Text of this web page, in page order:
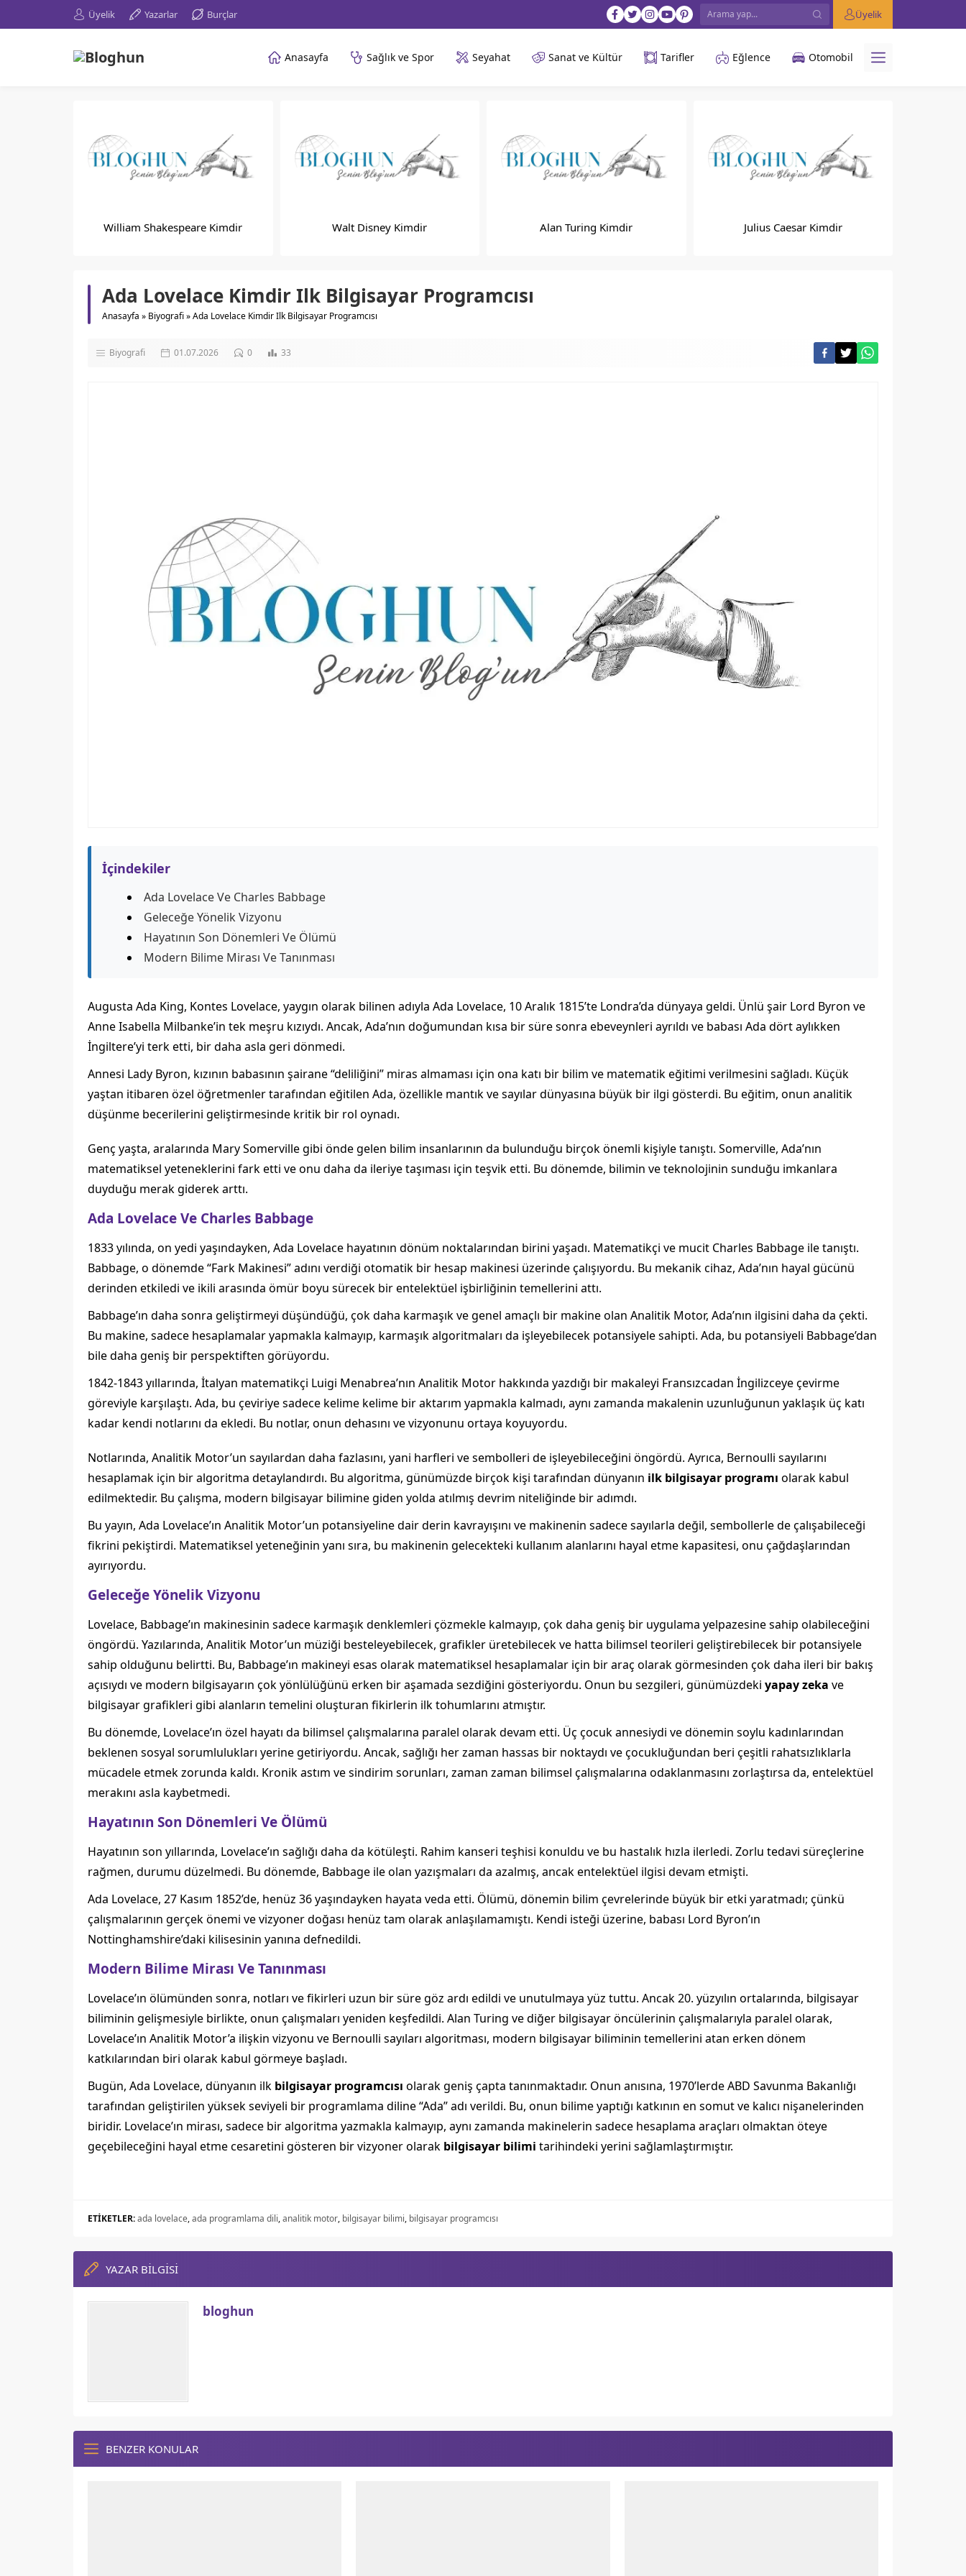
Üyelik Yazarlar Burçlar Üyelik
Anasayfa Sağlık ve Spor Seyahat Sanat ve Kültür Tarifler Eğlence Otomobil
William Shakespeare Kimdir Walt Disney Kimdir Alan Turing Kimdir Julius Caesar Kimdir
Ada Lovelace Kimdir Ilk Bilgisayar Programcısı
Anasayfa » Biyografi»Ada Lovelace Kimdir Ilk Bilgisayar Programcısı
Biyografi 01.07.2026 0 33
İçindekiler
Ada Lovelace Ve Charles Babbage
Geleceğe Yönelik Vizyonu
Hayatının Son Dönemleri Ve Ölümü
Modern Bilime Mirası Ve Tanınması
Augusta Ada King, Kontes Lovelace, yaygın olarak bilinen adıyla Ada Lovelace, 10 Aralık 1815’te Londra’da dünyaya geldi. Ünlü şair Lord Byron ve
Anne Isabella Milbanke’in tek meşru kızıydı. Ancak, Ada’nın doğumundan kısa bir süre sonra ebeveynleri ayrıldı ve babası Ada dört aylıkken
İngiltere’yi terk etti, bir daha asla geri dönmedi.
Annesi Lady Byron, kızının babasının şairane “deliliğini” miras almaması için ona katı bir bilim ve matematik eğitimi verilmesini sağladı. Küçük
yaştan itibaren özel öğretmenler tarafından eğitilen Ada, özellikle mantık ve sayılar dünyasına büyük bir ilgi gösterdi. Bu eğitim, onun analitik
düşünme becerilerini geliştirmesinde kritik bir rol oynadı.
Genç yaşta, aralarında Mary Somerville gibi önde gelen bilim insanlarının da bulunduğu birçok önemli kişiyle tanıştı. Somerville, Ada’nın
matematiksel yeteneklerini fark etti ve onu daha da ileriye taşıması için teşvik etti. Bu dönemde, bilimin ve teknolojinin sunduğu imkanlara
duyduğu merak giderek arttı.
Ada Lovelace Ve Charles Babbage
1833 yılında, on yedi yaşındayken, Ada Lovelace hayatının dönüm noktalarından birini yaşadı. Matematikçi ve mucit Charles Babbage ile tanıştı.
Babbage, o dönemde “Fark Makinesi” adını verdiği otomatik bir hesap makinesi üzerinde çalışıyordu. Bu mekanik cihaz, Ada’nın hayal gücünü
derinden etkiledi ve ikili arasında ömür boyu sürecek bir entelektüel işbirliğinin temellerini attı.
Babbage’ın daha sonra geliştirmeyi düşündüğü, çok daha karmaşık ve genel amaçlı bir makine olan Analitik Motor, Ada’nın ilgisini daha da çekti.
Bu makine, sadece hesaplamalar yapmakla kalmayıp, karmaşık algoritmaları da işleyebilecek potansiyele sahipti. Ada, bu potansiyeli Babbage’dan
bile daha geniş bir perspektiften görüyordu.
1842-1843 yıllarında, İtalyan matematikçi Luigi Menabrea’nın Analitik Motor hakkında yazdığı bir makaleyi Fransızcadan İngilizceye çevirme
göreviyle karşılaştı. Ada, bu çeviriye sadece kelime kelime bir aktarım yapmakla kalmadı, aynı zamanda makalenin uzunluğunun yaklaşık üç katı
kadar kendi notlarını da ekledi. Bu notlar, onun dehasını ve vizyonunu ortaya koyuyordu.
Notlarında, Analitik Motor’un sayılardan daha fazlasını, yani harfleri ve sembolleri de işleyebileceğini öngördü. Ayrıca, Bernoulli sayılarını
hesaplamak için bir algoritma detaylandırdı. Bu algoritma, günümüzde birçok kişi tarafından dünyanın ilk bilgisayar programı olarak kabul
edilmektedir. Bu çalışma, modern bilgisayar bilimine giden yolda atılmış devrim niteliğinde bir adımdı.
Bu yayın, Ada Lovelace’ın Analitik Motor’un potansiyeline dair derin kavrayışını ve makinenin sadece sayılarla değil, sembollerle de çalışabileceği
fikrini pekiştirdi. Matematiksel yeteneğinin yanı sıra, bu makinenin gelecekteki kullanım alanlarını hayal etme kapasitesi, onu çağdaşlarından
ayırıyordu.
Geleceğe Yönelik Vizyonu
Lovelace, Babbage’ın makinesinin sadece karmaşık denklemleri çözmekle kalmayıp, çok daha geniş bir uygulama yelpazesine sahip olabileceğini
öngördü. Yazılarında, Analitik Motor’un müziği besteleyebilecek, grafikler üretebilecek ve hatta bilimsel teorileri geliştirebilecek bir potansiyele
sahip olduğunu belirtti. Bu, Babbage’ın makineyi esas olarak matematiksel hesaplamalar için bir araç olarak görmesinden çok daha ileri bir bakış
açısıydı ve modern bilgisayarın çok yönlülüğünü erken bir aşamada sezdiğini gösteriyordu. Onun bu sezgileri, günümüzdeki yapay zeka ve
bilgisayar grafikleri gibi alanların temelini oluşturan fikirlerin ilk tohumlarını atmıştır.
Bu dönemde, Lovelace’ın özel hayatı da bilimsel çalışmalarına paralel olarak devam etti. Üç çocuk annesiydi ve dönemin soylu kadınlarından
beklenen sosyal sorumlulukları yerine getiriyordu. Ancak, sağlığı her zaman hassas bir noktaydı ve çocukluğundan beri çeşitli rahatsızlıklarla
mücadele etmek zorunda kaldı. Kronik astım ve sindirim sorunları, zaman zaman bilimsel çalışmalarına odaklanmasını zorlaştırsa da, entelektüel
merakını asla kaybetmedi.
Hayatının Son Dönemleri Ve Ölümü
Hayatının son yıllarında, Lovelace’ın sağlığı daha da kötüleşti. Rahim kanseri teşhisi konuldu ve bu hastalık hızla ilerledi. Zorlu tedavi süreçlerine
rağmen, durumu düzelmedi. Bu dönemde, Babbage ile olan yazışmaları da azalmış, ancak entelektüel ilgisi devam etmişti.
Ada Lovelace, 27 Kasım 1852’de, henüz 36 yaşındayken hayata veda etti. Ölümü, dönemin bilim çevrelerinde büyük bir etki yaratmadı; çünkü
çalışmalarının gerçek önemi ve vizyoner doğası henüz tam olarak anlaşılamamıştı. Kendi isteği üzerine, babası Lord Byron’ın
Nottinghamshire’daki kilisesinin yanına defnedildi.
Modern Bilime Mirası Ve Tanınması
Lovelace’ın ölümünden sonra, notları ve fikirleri uzun bir süre göz ardı edildi ve unutulmaya yüz tuttu. Ancak 20. yüzyılın ortalarında, bilgisayar
biliminin gelişmesiyle birlikte, onun çalışmaları yeniden keşfedildi. Alan Turing ve diğer bilgisayar öncülerinin çalışmalarıyla paralel olarak,
Lovelace’ın Analitik Motor’a ilişkin vizyonu ve Bernoulli sayıları algoritması, modern bilgisayar biliminin temellerini atan erken dönem
katkılarından biri olarak kabul görmeye başladı.
Bugün, Ada Lovelace, dünyanın ilk bilgisayar programcısı olarak geniş çapta tanınmaktadır. Onun anısına, 1970’lerde ABD Savunma Bakanlığı
tarafından geliştirilen yüksek seviyeli bir programlama diline “Ada” adı verildi. Bu, onun bilime yaptığı katkının en somut ve kalıcı nişanelerinden
biridir. Lovelace’ın mirası, sadece bir algoritma yazmakla kalmayıp, aynı zamanda makinelerin sadece hesaplama araçları olmaktan öteye
geçebileceğini hayal etme cesaretini gösteren bir vizyoner olarak bilgisayar bilimi tarihindeki yerini sağlamlaştırmıştır.
ETİKETLER:ada lovelace,ada programlama dili,analitik motor, bilgisayar bilimi, bilgisayar programcısı
YAZAR BİLGİSİ
bloghun
BENZER KONULAR